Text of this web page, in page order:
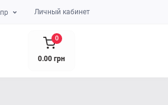
Личный кабинет
0
0.00 грн